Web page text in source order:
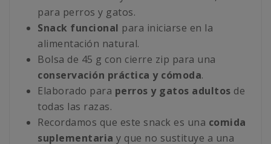
para perros y gatos.
Snack funcional para iniciarse en la
alimentación natural.
Bolsa de 45 g con cierre zip para una
conservación práctica y cómoda.
Elaborado para perros y gatos adultos de
todas las razas.
Recordamos que este snack es una comida
suplementaria y que no sustituye a una